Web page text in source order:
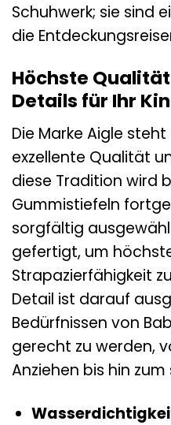
Schuhwerk; sie sind
die
Höchste
Details für Ihr
Die Marke Aigle
exzellente Qualität
diese Tradition wird
Gummistiefeln
sorgfältig
gefertigt, um
Strapazierfähigkeit
Detail ist darauf
Bedürfnissen von
gerecht zu werden,
Anziehen bis hin